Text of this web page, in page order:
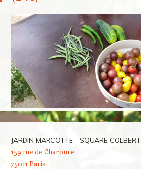
JARDIN MARCOTTE - SQUARE COLBERT
159 rue de Charonne
75011 Paris